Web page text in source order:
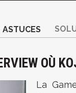
ASTUCES
OÙ
La